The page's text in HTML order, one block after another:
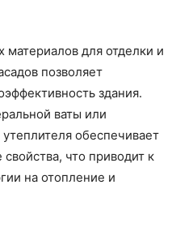
материалов для отделки и
позволяет
здания.
ваты или
обеспечивает
что приводит к
на отопление и